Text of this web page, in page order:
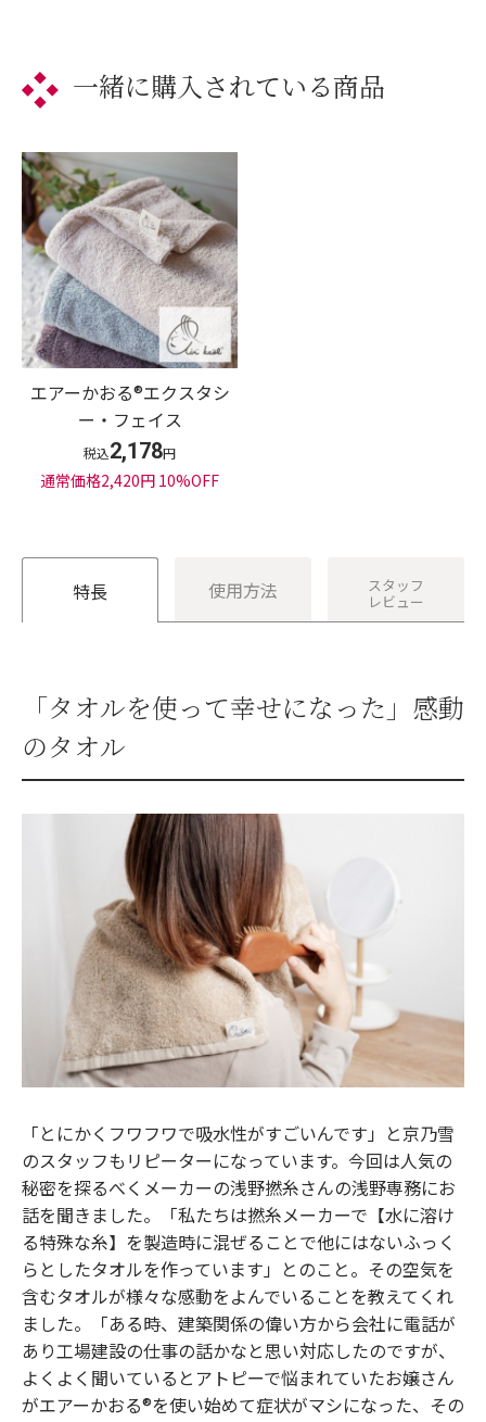
一緒に購入されている商品
エアーかおる®︎エクスタシ
ー・フェイス
税込2,178円
通常価格2,420円 10%OFF
特長 使用方法 スタッフ
レビュー
「タオルを使って幸せになった」感動
のタオル
「とにかくフワフワで吸水性がすごいんです」と京乃雪
のスタッフもリピーターになっています。今回は人気の
秘密を探るべくメーカーの浅野撚糸さんの浅野専務にお
話を聞きました。「私たちは撚糸メーカーで【水に溶け
る特殊な糸】を製造時に混ぜることで他にはないふっく
らとしたタオルを作っています」とのこと。その空気を
含むタオルが様々な感動をよんでいることを教えてくれ
ました。「ある時、建築関係の偉い方から会社に電話が
あり工場建設の仕事の話かなと思い対応したのですが、
よくよく聞いているとアトピーで悩まれていたお嬢さん
がエアーかおる®︎を使い始めて症状がマシになった、その